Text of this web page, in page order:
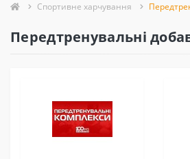
Спортивне харчування
Передтренувальні